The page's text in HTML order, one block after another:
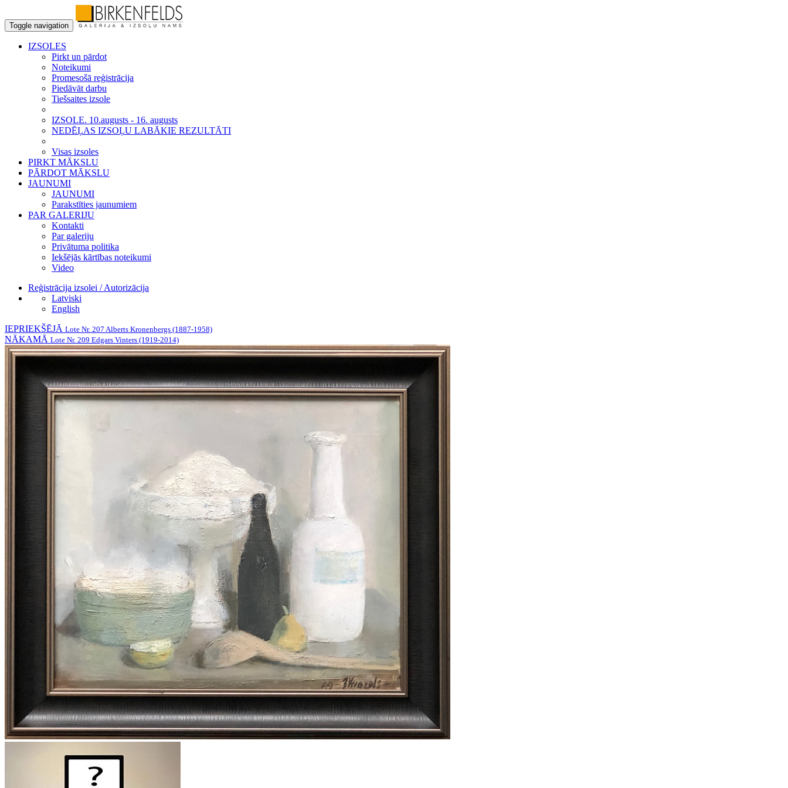
Toggle navigation
IZSOLES
Pirkt un pārdot
Noteikumi
Promesošā reģistrācija
Piedāvāt darbu
Tiešsaites izsole
IZSOLE. 10.augusts - 16. augusts
NEDĒĻAS IZSOĻU LABĀKIE REZULTĀTI
Visas izsoles
PIRKT MĀKSLU
PĀRDOT MĀKSLU
JAUNUMI
JAUNUMI
Parakstīties jaunumiem
PAR GALERIJU
Kontakti
Par galeriju
Privātuma politika
Iekšējās kārtības noteikumi
Video
Reģistrācija izsolei / Autorizācija
Latviski
English
IEPRIEKŠĒJĀ Lote Nr. 207 Alberts Kronenbergs (1887-1958)
NĀKAMĀ Lote Nr. 209 Edgars Vinters (1919-2014)